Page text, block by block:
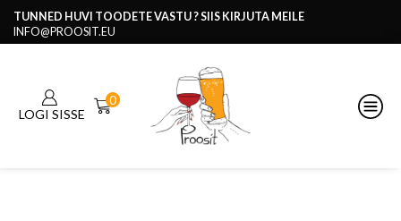
TUNNED HUVI TOODETE VASTU ? SIIS KIRJUTA MEILE
INFO@PROOSIT.EU
LOGI SISSE
0